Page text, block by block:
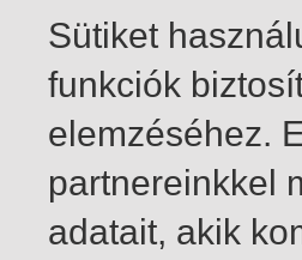
Sütiket
funkciók
elemzéséhez.
partnereinkkel
adatait, akik